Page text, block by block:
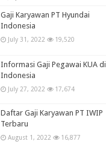
Gaji Karyawan PT Hyundai
Indonesia
July 31, 2022 19,520
Informasi Gaji Pegawai KUA di
Indonesia
July 27, 2022 17,674
Daftar Gaji Karyawan PT IWIP
Terbaru
August 1, 2022 16,877